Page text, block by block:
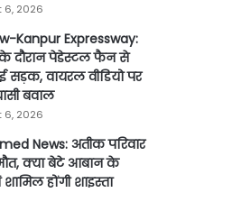
6, 2026
Kanpur Expressway:
दौरान पेडेस्टल फैन से
सड़क, वायरल वीडियो पर
बवाल
6, 2026
News: अतीक परिवार
क्या बेटे आबान के
होंगी शाइस्ता